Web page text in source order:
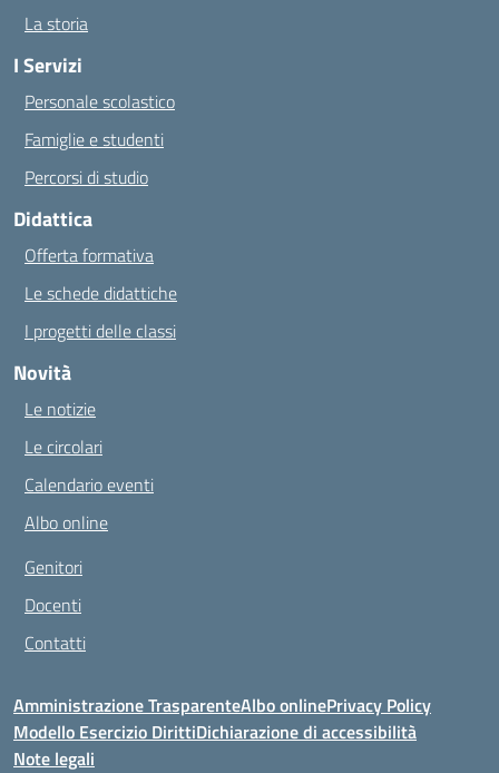
La storia
I Servizi
Personale scolastico
Famiglie e studenti
Percorsi di studio
Didattica
Offerta formativa
Le schede didattiche
I progetti delle classi
Novità
Le notizie
Le circolari
Calendario eventi
Albo online
Genitori
Docenti
Contatti
Amministrazione TrasparenteAlbo onlinePrivacy Policy
Modello Esercizio DirittiDichiarazione di accessibilità
Note legali